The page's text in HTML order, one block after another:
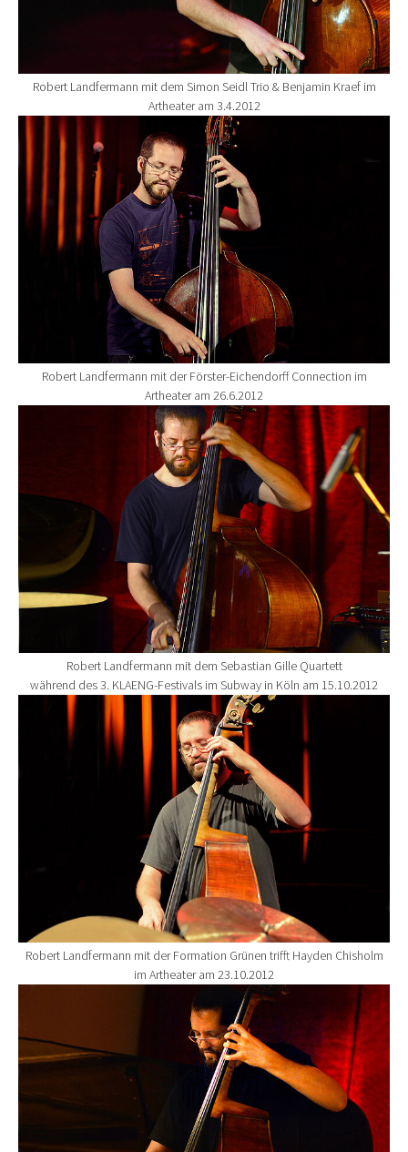
Robert Landfermann mit dem Simon Seidl Trio & Benjamin Kraef im
Artheater am 3.4.2012
Show larger version for:
Robert Landfermann mit der Förster-Eichendorff Connection im
Artheater am 26.6.2012
Show larger version for:
Robert Landfermann mit dem Sebastian Gille Quartett
während des 3. KLAENG-Festivals im Subway in Köln am 15.10.2012
Show larger version for:
Robert Landfermann mit der Formation Grünen trifft Hayden Chisholm
im Artheater am 23.10.2012